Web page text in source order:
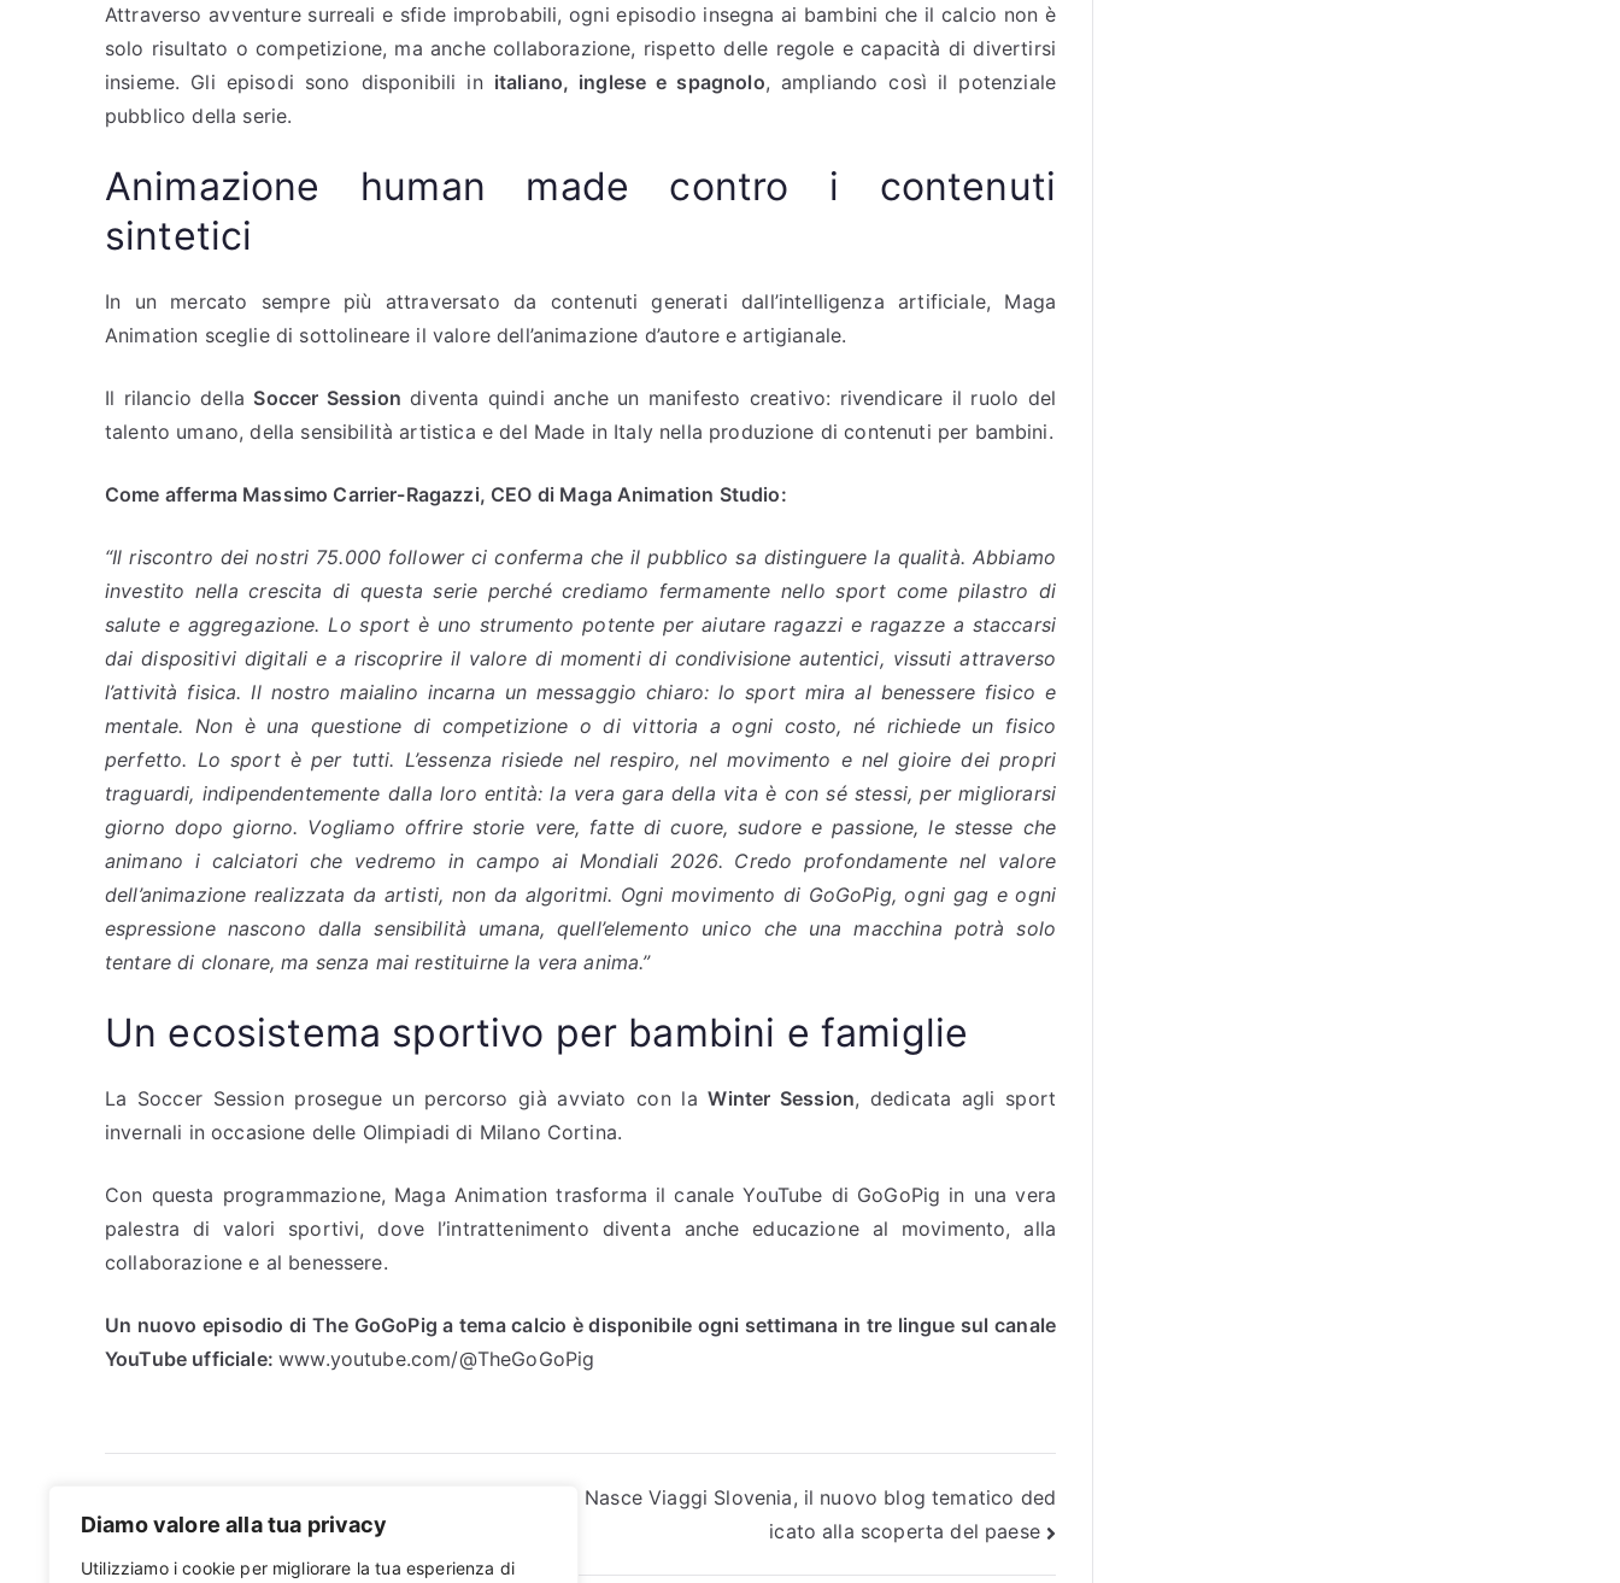
Diamo valore alla tua privacy
Utilizziamo i cookie per migliorare la tua esperienza di
Attraverso avventure surreali e sfide improbabili, ogni episodio insegna ai bambini che il calcio non è
solo risultato o competizione, ma anche collaborazione, rispetto delle regole e capacità di divertirsi
insieme. Gli episodi sono disponibili in italiano, inglese e spagnolo, ampliando così il potenziale
pubblico della serie.
Animazione human made contro i contenuti
sintetici
In un mercato sempre più attraversato da contenuti generati dall’intelligenza artificiale, Maga
Animation sceglie di sottolineare il valore dell’animazione d’autore e artigianale.
Il rilancio della Soccer Session diventa quindi anche un manifesto creativo: rivendicare il ruolo del
talento umano, della sensibilità artistica e del Made in Italy nella produzione di contenuti per bambini.
Come afferma Massimo Carrier-Ragazzi, CEO di Maga Animation Studio:
“Il riscontro dei nostri 75.000 follower ci conferma che il pubblico sa distinguere la qualità. Abbiamo
investito nella crescita di questa serie perché crediamo fermamente nello sport come pilastro di
salute e aggregazione. Lo sport è uno strumento potente per aiutare ragazzi e ragazze a staccarsi
dai dispositivi digitali e a riscoprire il valore di momenti di condivisione autentici, vissuti attraverso
l’attività fisica. Il nostro maialino incarna un messaggio chiaro: lo sport mira al benessere fisico e
mentale. Non è una questione di competizione o di vittoria a ogni costo, né richiede un fisico
perfetto. Lo sport è per tutti. L’essenza risiede nel respiro, nel movimento e nel gioire dei propri
traguardi, indipendentemente dalla loro entità: la vera gara della vita è con sé stessi, per migliorarsi
giorno dopo giorno. Vogliamo offrire storie vere, fatte di cuore, sudore e passione, le stesse che
animano i calciatori che vedremo in campo ai Mondiali 2026. Credo profondamente nel valore
dell’animazione realizzata da artisti, non da algoritmi. Ogni movimento di GoGoPig, ogni gag e ogni
espressione nascono dalla sensibilità umana, quell’elemento unico che una macchina potrà solo
tentare di clonare, ma senza mai restituirne la vera anima.”
Un ecosistema sportivo per bambini e famiglie
La Soccer Session prosegue un percorso già avviato con laWinter Session, dedicata agli sport
invernali in occasione delle Olimpiadi di Milano Cortina.
Con questa programmazione, Maga Animation trasforma il canale YouTube di GoGoPig in una vera
palestra di valori sportivi, dove l’intrattenimento diventa anche educazione al movimento, alla
collaborazione e al benessere.
Un nuovo episodio di The GoGoPig a tema calcio è disponibile ogni settimana in tre lingue sul canale
YouTube ufficiale:www.youtube.com/@TheGoGoPig
articoli
to cresce oltre l’8% e Bitcoin supera l’S&P 500
Nasce Viaggi Slovenia, il nuovo blog tematico ded
icato alla scoperta del paese